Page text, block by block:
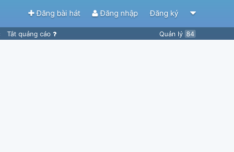
Đăng bài hát Đăng nhập Đăng ký
Tắt quảng cáo Quản lý 84